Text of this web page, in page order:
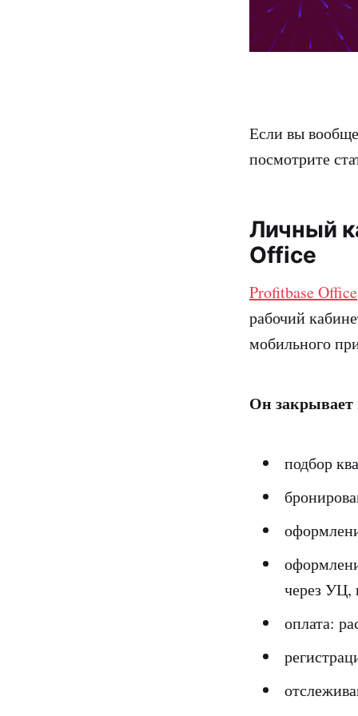
Если вы
посмотрите
Личный
Office
Profitbase Office
рабочий
мобильного
Он закрывает
подбор
через УЦ,
оплата: